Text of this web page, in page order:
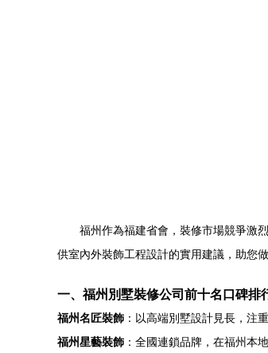
福州作為福建省會，裝修市場競爭激
供室內外裝飾工程設計的實用建議，助您做
一、福州別墅裝修公司前十名口碑排
福州名匠裝飾 ：以高端別墅設計見長，注
福州星藝裝飾 ：全國連鎖品牌，在福州本